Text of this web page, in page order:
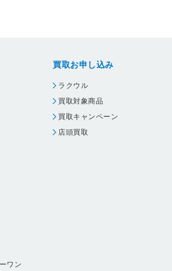
ワン
買取お申し込み
ラクウル
買取対象商品
買取キャンペーン
店頭買取